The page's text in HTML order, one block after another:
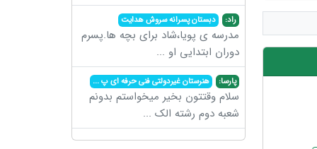
راد: دبستان پسرانه سروش هدایت
مدرسه ی پویا،شاد برای بچه ها.پسرم
دوران ابتدایی او ...
پارسا: هنرستان غیردولتی فنی حرفه ای پ...
سلام وقتتون بخیر میخواستم بدونم
شعبه دوم رشته الک ...